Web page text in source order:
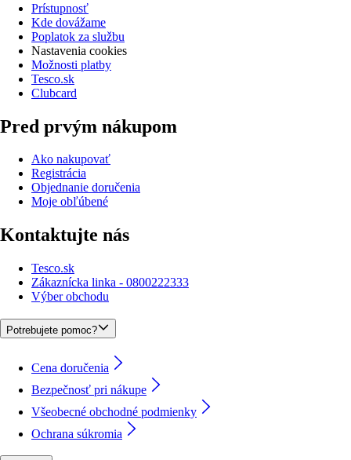
Prístupnosť
Kde dovážame
Poplatok za službu
Nastavenia cookies
Možnosti platby
Tesco.sk
Clubcard
Pred prvým nákupom
Ako nakupovať
Registrácia
Objednanie doručenia
Moje obľúbené
Kontaktujte nás
Tesco.sk
Zákaznícka linka - 0800222333
Výber obchodu
Potrebujete pomoc?
Cena doručenia
Bezpečnosť pri nákupe
Všeobecné obchodné podmienky
Ochrana súkromia